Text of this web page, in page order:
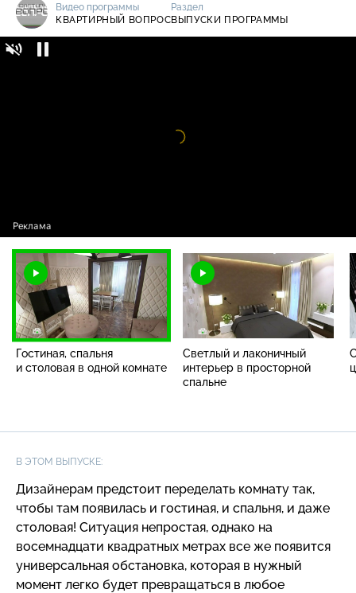
Видео программы
КВАРТИРНЫЙ ВОПРОС
Раздел
ВЫПУСКИ ПРОГРАММЫ
Видео
Гостиная, спальня
и столовая в одной комнате
Светлый и лаконичный
интерьер в просторной
спальне
В ЭТОМ ВЫПУСКЕ:
Дизайнерам предстоит переделать комнату так,
чтобы там появилась и гостиная, и спальня, и даже
столовая! Ситуация непростая, однако на
восемнадцати квадратных метрах все же появится
универсальная обстановка, которая в нужный
момент легко будет превращаться в любое